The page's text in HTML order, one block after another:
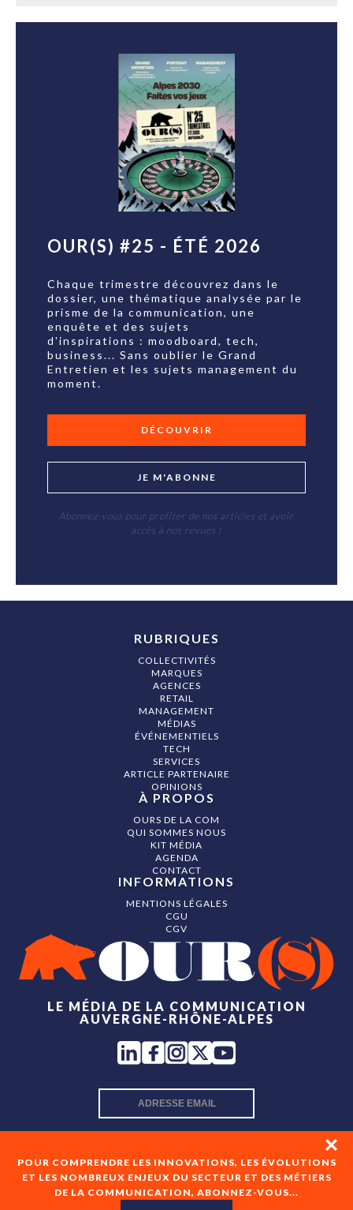
OUR(S) #25 - ÉTÉ 2026
Chaque trimestre découvrez dans le
dossier, une thématique analysée par le
prisme de la communication, une
enquête et des sujets
d'inspirations : moodboard, tech,
business... Sans oublier le Grand
Entretien et les sujets management du
moment.
DÉCOUVRIR
JE M'ABONNE
Abonnez-vous pour profiter de nos articles et avoir
accès à nos revues !
POUR COMPRENDRE LES INNOVATIONS, LES ÉVOLUTIONS
ET LES NOMBREUX ENJEUX DU SECTEUR ET DES MÉTIERS
DE LA COMMUNICATION, ABONNEZ-VOUS...
LE MÉDIA DE LA COMMUNICATION
AUVERGNE-RHÔNE-ALPES
En cochant cette case, je consens à recevoir les newsletters
RUBRIQUES
COLLECTIVITÉS
MARQUES
AGENCES
RETAIL
MANAGEMENT
MÉDIAS
ÉVÉNEMENTIELS
TECH
SERVICES
ARTICLE PARTENAIRE
OPINIONS
À PROPOS
OURS DE LA COM
QUI SOMMES NOUS
KIT MÉDIA
AGENDA
CONTACT
INFORMATIONS
MENTIONS LÉGALES
CGU
CGV